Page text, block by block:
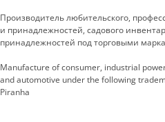
Производитель любительского,
и принадлежностей, садового
принадлежностей под торговыми
Manufacture of consumer, industrial
and automotive under the following
Piranha